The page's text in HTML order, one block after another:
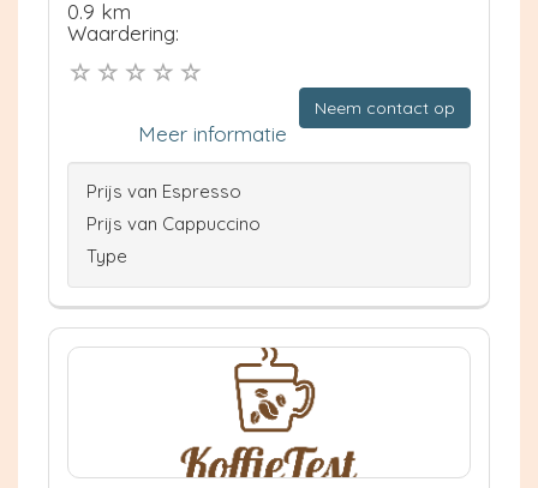
0.9 km
Waardering:
Neem contact op
Meer informatie
Prijs van Espresso
Prijs van Cappuccino
Type